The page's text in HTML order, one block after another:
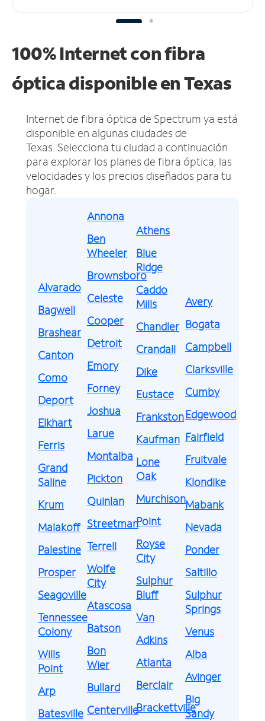
100% Internet con fibra
óptica disponible en Texas
Internet de fibra óptica de Spectrum ya está
disponible en algunas ciudades de
Texas. Selecciona tu ciudad a continuación
para explorar los planes de fibra óptica, las
velocidades y los precios diseñados para tu
hogar.
Alvarado
Bagwell
Brashear
Canton
Como
Deport
Elkhart
Ferris
Grand
Saline
Krum
Malakoff
Palestine
Prosper
Seagoville
Tennessee
Colony
Wills
Point
Arp
Batesville
Annona
Ben
Wheeler
Brownsboro
Celeste
Cooper
Detroit
Emory
Forney
Joshua
Larue
Montalba
Pickton
Quinlan
Streetman
Terrell
Wolfe
City
Atascosa
Batson
Bon
Wier
Bullard
Centerville
Athens
Blue
Ridge
Caddo
Mills
Chandler
Crandall
Dike
Eustace
Frankston
Kaufman
Lone
Oak
Murchison
Point
Royse
City
Sulphur
Bluff
Van
Adkins
Atlanta
Berclair
Brackettville
Avery
Bogata
Campbell
Clarksville
Cumby
Edgewood
Fairfield
Fruitvale
Klondike
Mabank
Nevada
Ponder
Saltillo
Sulphur
Springs
Venus
Alba
Avinger
Big
Sandy